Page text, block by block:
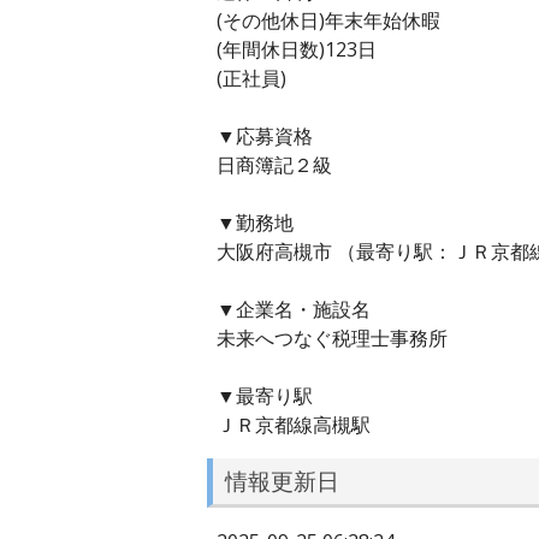
(その他休日)年末年始休暇
(年間休日数)123日
(正社員)
▼応募資格
日商簿記２級
▼勤務地
大阪府高槻市 （最寄り駅：ＪＲ京都
▼企業名・施設名
未来へつなぐ税理士事務所
▼最寄り駅
ＪＲ京都線高槻駅
情報更新日